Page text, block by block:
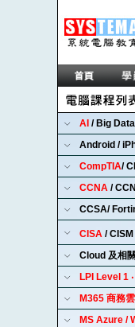
AI / Big
Android /
CompTIA/
CCNA /
CCSA/
CISA /
Cloud 及相
LPI Level 1 ‧
M365 商務
MS Azure /